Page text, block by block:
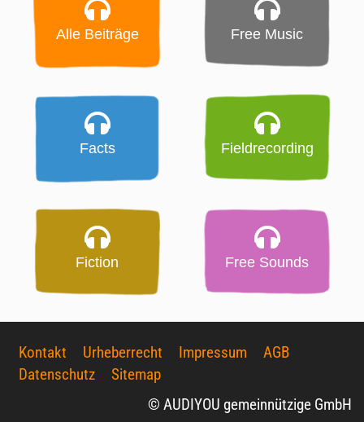
Alle Beiträge Free Music
Facts Fieldrecording
Fiction Free Sounds
Kontakt Urheberrecht Impressum
AGB
Datenschutz
Sitemap
© AUDIYOU gemeinnützige GmbH